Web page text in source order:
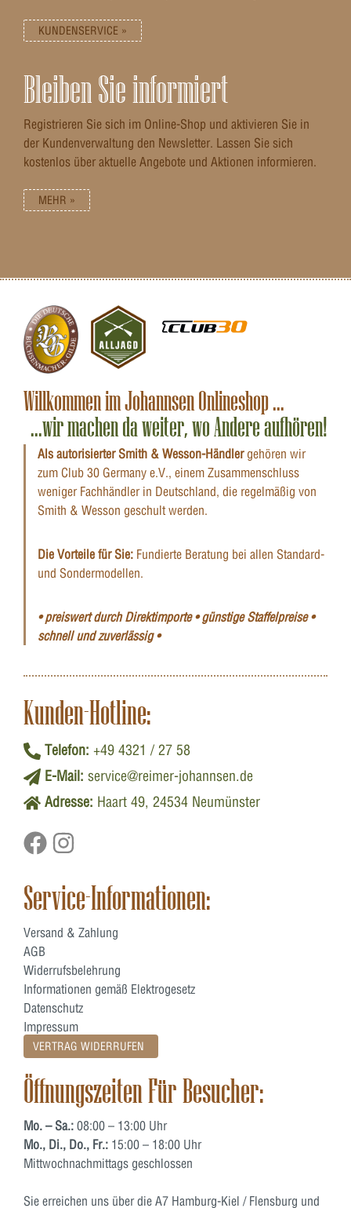
KUNDENSERVICE »
Bleiben Sie informiert
Registrieren Sie sich im Online-Shop und aktivieren Sie in
der Kundenverwaltung den Newsletter. Lassen Sie sich
kostenlos über aktuelle Angebote und Aktionen informieren.
MEHR »
Willkommen im Johannsen Onlineshop ...
...wir machen da weiter, wo Andere aufhören!
Als autorisierter Smith & Wesson-Händlergehören wir
zum Club 30 Germany e.V., einem Zusammenschluss
weniger Fachhändler in Deutschland, die regelmäßig von
Smith & Wesson geschult werden.
Die Vorteile für Sie: Fundierte Beratung bei allen Standard-
und Sondermodellen.
• preiswert durch Direktimporte • günstige Staffelpreise •
schnell und zuverlässig •
Kunden-Hotline:
Telefon: +49 4321 / 27 58
E-Mail: service@reimer-johannsen.de
Adresse: Haart 49, 24534 Neumünster
Service-Informationen:
Versand & Zahlung
AGB
Widerrufsbelehrung
Informationen gemäß Elektrogesetz
Datenschutz
Impressum
VERTRAG WIDERRUFEN
Öffnungszeiten Für Besucher:
Mo. – Sa.: 08:00 – 13:00 Uhr
Mo., Di., Do., Fr.: 15:00 – 18:00 Uhr
Mittwochnachmittags geschlossen
Sie erreichen uns über die A7 Hamburg-Kiel / Flensburg und